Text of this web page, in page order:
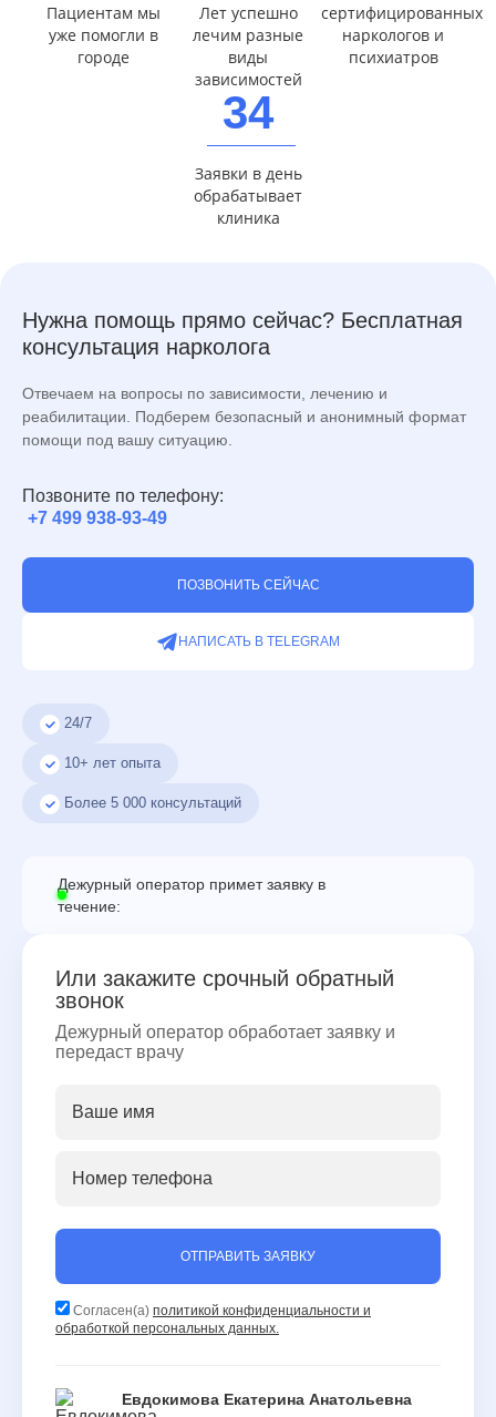
Пациентам мы
уже помогли в
городе
Лет успешно
лечим разные
виды
зависимостей
сертифицированных
наркологов и
психиатров
34
Заявки в день
обрабатывает
клиника
Нужна помощь прямо сейчас? Бесплатная
консультация нарколога
Отвечаем на вопросы по зависимости, лечению и
реабилитации. Подберем безопасный и анонимный формат
помощи под вашу ситуацию.
Позвоните по телефону:
+7 499 938-93-49
ПОЗВОНИТЬ СЕЙЧАС
НАПИСАТЬ В TELEGRAM
24/7
10+ лет опыта
Более 5 000 консультаций
Дежурный оператор примет заявку в
течение:
Или закажите срочный обратный
звонок
Дежурный оператор обработает заявку и
передаст врачу
ОТПРАВИТЬ ЗАЯВКУ
Согласен(а) политикой конфиденциальности и
обработкой персональных данных.
Евдокимова Екатерина Анатольевна